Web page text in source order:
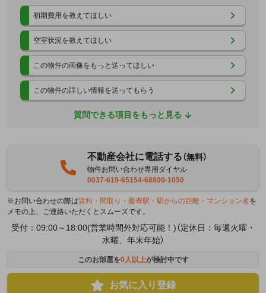
初期費用を教えてほしい
空室状況を教えてほしい
この物件の画像をもっと送ってほしい
この物件の詳しい情報を送ってもらう
質問できる項目をもっと見る
不動産会社に電話する（無料）
物件お問い合わせ専用ダイヤル
0037-619-65154-68800-1050
※お問い合わせの際は賃料・間取り・最寄駅・駅からの距離・マンション名 を
メモの上、ご連絡いただくとスムーズです。
受付：09:00～18:00(営業時間外対応可能！)（定休日：毎週火曜・
水曜、年末年始）
このお部屋を0人以上が検討中です
お気に入り登録